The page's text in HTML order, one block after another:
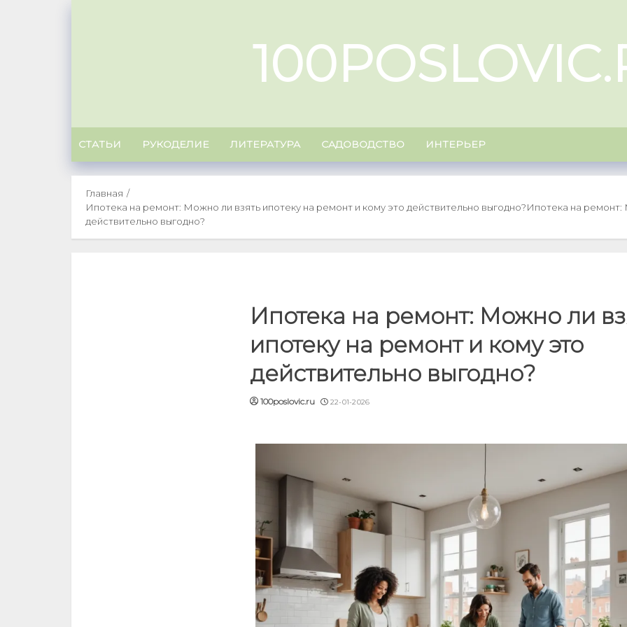
СТАТЬИ РУКОДЕЛИЕ ЛИТЕРАТУРА САДОВОДСТВО ИНТЕРЬЕР
Главная
Ипотека на ремонт: Можно ли взять ипотеку на ремонт и кому это действительно выгодно?Ипотека на ремонт:
действительно выгодно?
Ипотека на ремонт: Можно ли
ипотеку на ремонт и кому это
действительно выгодно?
100poslovic.ru 22-01-2026